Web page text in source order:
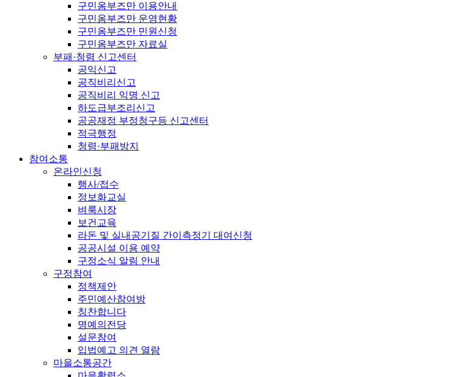
구민옴부즈만 이용안내
구민옴부즈만 운영현황
구민옴부즈만 민원신청
구민옴부즈만 자료실
부패·청렴 신고센터
공익신고
공직비리신고
공직비리 익명 신고
하도급부조리신고
공공재정 부정청구등 신고센터
적극행정
청렴·부패방지
참여소통
온라인신청
행사/접수
정보화교실
벼룩시장
보건교육
라돈 및 실내공기질 간이측정기 대여신청
공공시설 이용 예약
구정소식 알림 안내
구정참여
정책제안
주민예산참여방
칭찬합니다
명예의전당
설문참여
입법예고 의견 열람
마을소통공간